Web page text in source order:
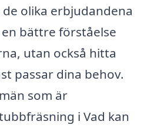
olika erbjudandena
bättre förståelse
utan också hitta
passar dina behov.
som är
i Vad kan